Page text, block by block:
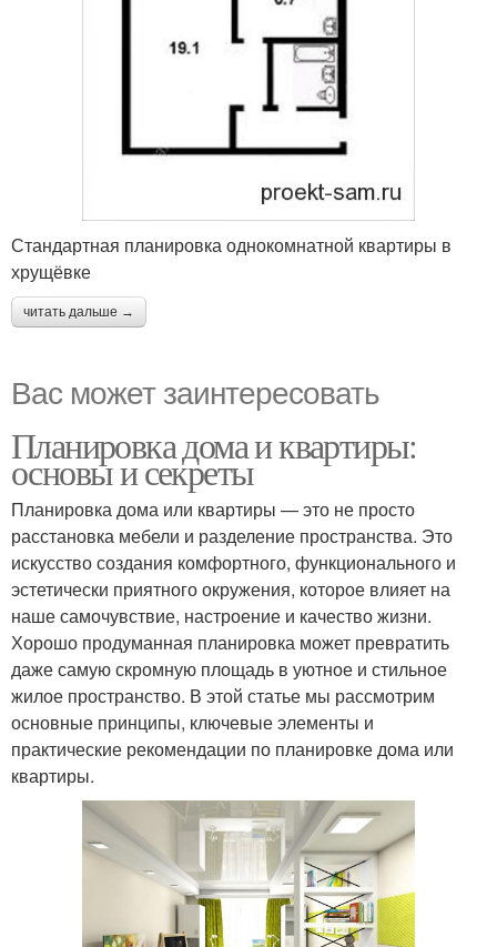
Стандартная планировка однокомнатной квартиры в
хрущёвке
читать дальше →
Вас может заинтересовать
Планировка дома и квартиры:
основы и секреты
Планировка дома или квартиры — это не просто
расстановка мебели и разделение пространства. Это
искусство создания комфортного, функционального и
эстетически приятного окружения, которое влияет на
наше самочувствие, настроение и качество жизни.
Хорошо продуманная планировка может превратить
даже самую скромную площадь в уютное и стильное
жилое пространство. В этой статье мы рассмотрим
основные принципы, ключевые элементы и
практические рекомендации по планировке дома или
квартиры.